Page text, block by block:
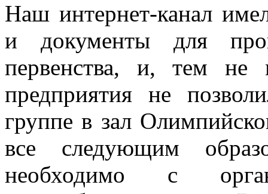
Наш интернет-канал
и документы для
первенства, и, тем не
предприятия не
группе в зал
все следующим
необходимо с